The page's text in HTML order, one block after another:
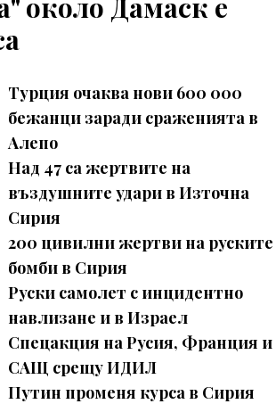
около Дамаск е
Турция очаква нови 600 000
бежанци заради сраженията в
Алепо
Над 47 са жертвите на
въздушните удари в Източна
Сирия
200 цивилни жертви на руските
бомби в Сирия
Руски самолет с инцидентно
навлизане и в Израел
Спецакция на Русия, Франция и
САЩ срещу ИДИЛ
Путин променя курса в Сирия